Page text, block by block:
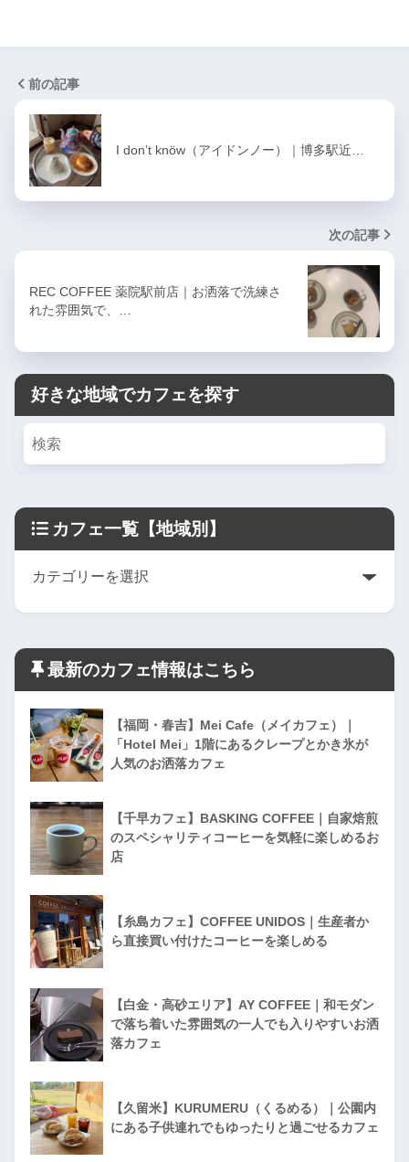
前の記事
I don’t knöw（アイドンノー）｜博多駅近…
次の記事
REC COFFEE 薬院駅前店｜お洒落で洗練さ
れた雰囲気で、…
好きな地域でカフェを探す
カフェ一覧【地域別】
最新のカフェ情報はこちら
【福岡・春吉】Mei Cafe（メイカフェ）｜
「Hotel Mei」1階にあるクレープとかき氷が
人気のお洒落カフェ
【千早カフェ】BASKING COFFEE｜自家焙煎
のスペシャリティコーヒーを気軽に楽しめるお
店
【糸島カフェ】COFFEE UNIDOS｜生産者か
ら直接買い付けたコーヒーを楽しめる
【白金・高砂エリア】AY COFFEE｜和モダン
で落ち着いた雰囲気の一人でも入りやすいお洒
落カフェ
【久留米】KURUMERU（くるめる）｜公園内
にある子供連れでもゆったりと過ごせるカフェ